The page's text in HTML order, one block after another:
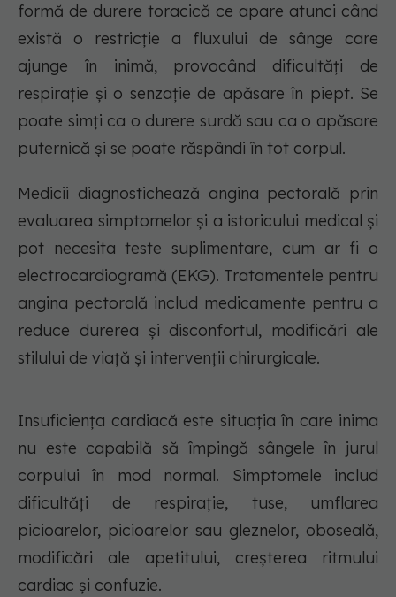
formă de durere toracică ce apare atunci când
există o restricție a fluxului de sânge care
ajunge în inimă, provocând dificultăți de
respirație și o senzație de apăsare în piept. Se
poate simți ca o durere surdă sau ca o apăsare
puternică și se poate răspândi în tot corpul.
Medicii diagnostichează angina pectorală prin
evaluarea simptomelor și a istoricului medical și
pot necesita teste suplimentare, cum ar fi o
electrocardiogramă (EKG). Tratamentele pentru
angina pectorală includ medicamente pentru a
reduce durerea și disconfortul, modificări ale
stilului de viață și intervenții chirurgicale.
Insuficiența cardiacă este situația în care inima
nu este capabilă să împingă sângele în jurul
corpului în mod normal. Simptomele includ
dificultăți de respirație, tuse, umflarea
picioarelor, picioarelor sau gleznelor, oboseală,
modificări ale apetitului, creșterea ritmului
cardiac și confuzie.